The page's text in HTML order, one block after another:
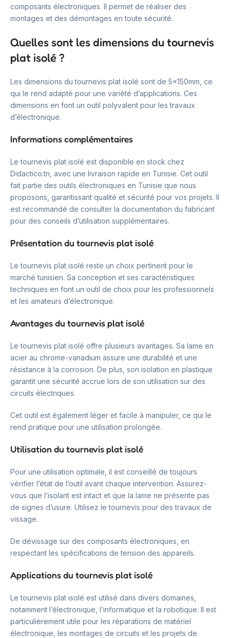
composants électroniques. Il permet de réaliser des
montages et des démontages en toute sécurité.
Quelles sont les dimensions du tournevis
plat isolé ?
Les dimensions du tournevis plat isolé sont de 5x150mm, ce
qui le rend adapté pour une variété d’applications. Ces
dimensions en font un outil polyvalent pour les travaux
d’électronique.
Informations complémentaires
Le tournevis plat isolé est disponible en stock chez
Didactico.tn, avec une livraison rapide en Tunisie. Cet outil
fait partie des outils électroniques en Tunisie que nous
proposons, garantissant qualité et sécurité pour vos projets. Il
est recommandé de consulter la documentation du fabricant
pour des conseils d’utilisation supplémentaires.
Présentation du tournevis plat isolé
Le tournevis plat isolé reste un choix pertinent pour le
marché tunisien. Sa conception et ses caractéristiques
techniques en font un outil de choix pour les professionnels
et les amateurs d’électronique.
Avantages du tournevis plat isolé
Le tournevis plat isolé offre plusieurs avantages. Sa lame en
acier au chrome-vanadium assure une durabilité et une
résistance à la corrosion. De plus, son isolation en plastique
garantit une sécurité accrue lors de son utilisation sur des
circuits électriques.
Cet outil est également léger et facile à manipuler, ce qui le
rend pratique pour une utilisation prolongée.
Utilisation du tournevis plat isolé
Pour une utilisation optimale, il est conseillé de toujours
vérifier l’état de l’outil avant chaque intervention. Assurez-
vous que l’isolant est intact et que la lame ne présente pas
de signes d’usure. Utilisez le tournevis pour des travaux de
vissage.
De dévissage sur des composants électroniques, en
respectant les spécifications de tension des appareils.
Applications du tournevis plat isolé
Le tournevis plat isolé est utilisé dans divers domaines,
notamment l’électronique, l’informatique et la robotique. Il est
particulièrement utile pour les réparations de matériel
électronique, les montages de circuits et les projets de